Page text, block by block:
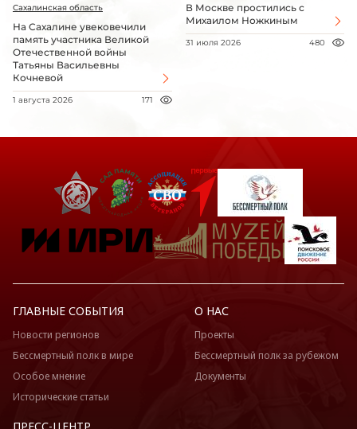
Сахалинская область
На Сахалине увековечили
память участника Великой
Отечественной войны
Татьяны Васильевны
Кочневой
1 августа 2026 171
В Москве простились с
Михаилом Ножкиным
31 июля 2026 480
ГЛАВНЫЕ СОБЫТИЯ
Новости регионов
Бессмертный полк в мире
Особое мнение
Исторические статьи
О НАС
Проекты
Бессмертный полк за рубежом
Документы